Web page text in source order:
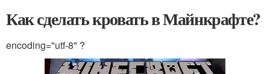
Как сделать кровать в Майнкрафте?
encoding="utf-8" ?